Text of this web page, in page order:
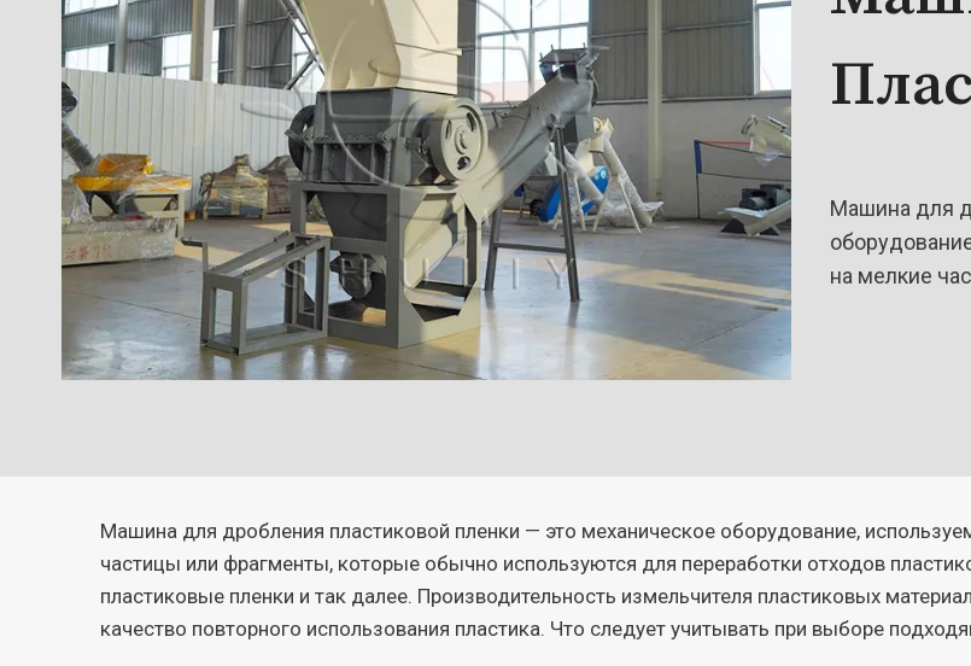
Машина для
на мелкие
Машина для дробления пластиковой пленки — это механическое оборудование,
частицы или фрагменты, которые обычно используются для переработки отходов
пластиковые пленки и так далее. Производительность измельчителя пластиковых
качество повторного использования пластика. Что следует учитывать при выборе